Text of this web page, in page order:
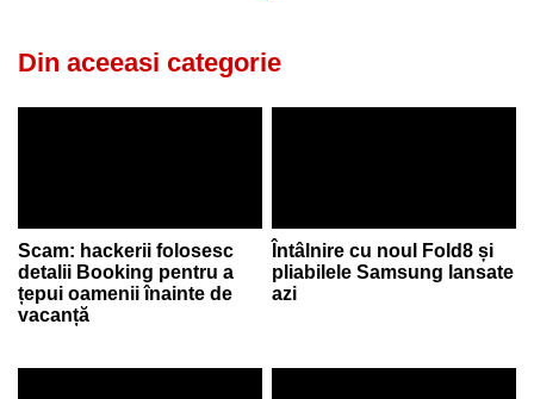
Din aceeasi categorie
Scam: hackerii folosesc
detalii Booking pentru a
țepui oamenii înainte de
vacanță
Întâlnire cu noul Fold8 și
pliabilele Samsung lansate
azi